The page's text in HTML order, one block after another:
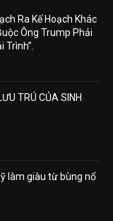
Ra Kế Hoạch Khác
Ông Trump Phải
Trình”.
TRÚ CỦA SINH
làm giàu từ bùng nổ